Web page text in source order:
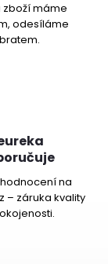
zboží máme
odesíláme
na
– záruka kvality